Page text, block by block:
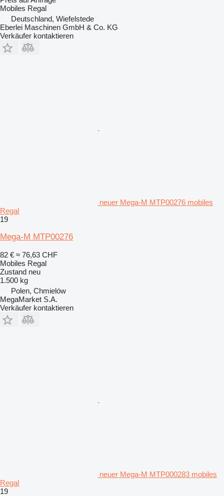
Mobiles Regal
Deutschland, Wiefelstede
Eberlei Maschinen GmbH & Co. KG
Verkäufer kontaktieren
neuer Mega-M MTP00276 mobiles
Regal
19
Mega-M MTP00276
82 € ≈ 76,63 CHF
Mobiles Regal
Zustand neu
1.500 kg
Polen, Chmielów
MegaMarket S.A.
Verkäufer kontaktieren
neuer Mega-M MTP000283 mobiles
Regal
19